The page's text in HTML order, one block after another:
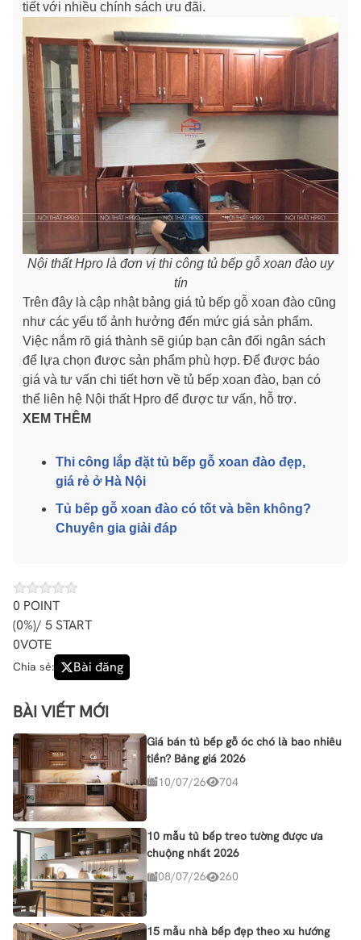
tiết với nhiều chính sách ưu đãi.
Nội thất Hpro là đơn vị thi công tủ bếp gỗ xoan đào uy
tín
Trên đây là cập nhật bảng giá tủ bếp gỗ xoan đào cũng
như các yếu tố ảnh hưởng đến mức giá sản phẩm.
Việc nắm rõ giá thành sẽ giúp bạn cân đối ngân sách
để lựa chọn được sản phẩm phù hợp. Để được báo
giá và tư vấn chi tiết hơn về tủ bếp xoan đào, bạn có
thể liên hệ Nội thất Hpro để được tư vấn, hỗ trợ.
XEM THÊM
Thi công lắp đặt tủ bếp gỗ xoan đào đẹp,
giá rẻ ở Hà Nội
Tủ bếp gỗ xoan đào có tốt và bền không?
Chuyên gia giải đáp
0 POINT
(0%)/ 5 START
0VOTE
Chia sẻ: Bài đăng
BÀI VIẾT MỚI
Giá bán tủ bếp gỗ óc chó là bao nhiêu
tiền? Bảng giá 2026
10/07/26
704
10 mẫu tủ bếp treo tường được ưa
chuộng nhất 2026
08/07/26
260
15 mẫu nhà bếp đẹp theo xu hướng